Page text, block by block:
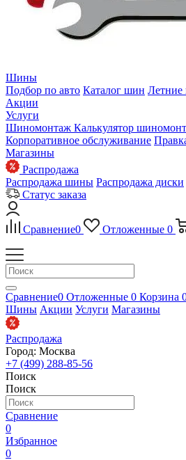
Шины
Подбор по авто Каталог шин
Акции
Услуги
Шиномонтаж Калькулятор
Корпоративное обслуживание
Магазины
Распродажа
Распродажа шины Распродажа диски
Статус заказа
Сравнение0 Отложенные 0
Сравнение0 Отложенные 0 Корзина
Шины Акции Услуги Магазины
Распродажа
Город: Москва
+7 (499) 288-85-56
Поиск
Поиск
Сравнение
0
Избранное
0